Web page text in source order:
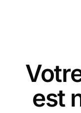
est